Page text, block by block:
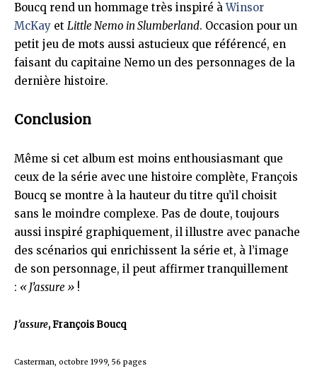
Boucq rend un hommage très inspiré àWinsor
McKay et Little Nemo in Slumberland. Occasion pour un
petit jeu de mots aussi astucieux que référencé, en
faisant du capitaine Nemo un des personnages de la
dernière histoire.
Conclusion
Même si cet album est moins enthousiasmant que
ceux de la série avec une histoire complète, François
Boucq se montre à la hauteur du titre qu’il choisit
sans le moindre complexe. Pas de doute, toujours
aussi inspiré graphiquement, il illustre avec panache
des scénarios qui enrichissent la série et, à l’image
de son personnage, il peut affirmer tranquillement
: « J’assure » !
J’assure, François Boucq
Casterman, octobre 1999, 56 pages